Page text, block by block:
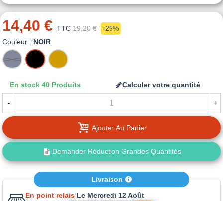
14,40 € TTC 19,20 €
-25%
Couleur : NOIR
ARGENTNOIR OR
En stock 40 Produits Calculer votre quantité
- +
Ajouter Au Panier
Demander Réduction Grandes Quantités
Livraison
En point relais Le Mercredi 12 Août